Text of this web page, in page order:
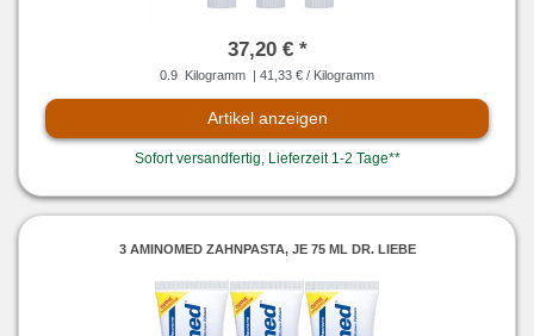
37,20 € *
0.9 Kilogramm | 41,33 € / Kilogramm
Artikel anzeigen
Sofort versandfertig, Lieferzeit 1-2 Tage**
3 AMINOMED ZAHNPASTA, JE 75 ML DR. LIEBE